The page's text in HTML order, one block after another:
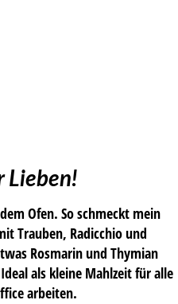
Lieben!
Ofen. So schmeckt mein
Trauben, Radicchio und
Rosmarin und Thymian
als kleine Mahlzeit für alle
arbeiten.